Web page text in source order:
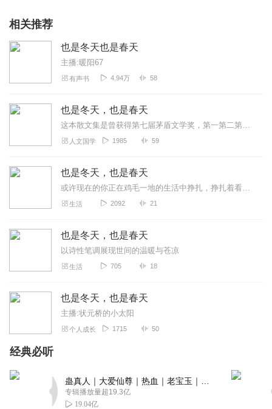
相关推荐
也是冬天也是春天
主播:暖阳67
有声书 4.94万 58
也是冬天，也是春天
这本散文集是曾获得第七届茅盾文学奖，第一第二第四届鲁迅文学奖，澳大利亚“悬念句子文学奖”等文学奖励的女作家迟子建写的。1964年生于漠河，1983年开始写作，主...
人文国学 1985 59
也是冬天，也是春天
或许现在的你正在鸡毛一地的生活中挣扎，挣扎着看清，挣扎着释然。太多的人，太多的事正慢慢磨平你对生活的期待。漠然，冷淡，渐渐的都忘记了自己为什么会对着一朵花，一片...
生活 2092 21
也是冬天，也是春天
以诗性笔调展现世间的温暖与苍凉
生活 705 18
也是冬天，也是春天
主播:状元桥的小太阳
个人成长 1715 50
经典必听
专辑播放量超19.3亿
19.04亿